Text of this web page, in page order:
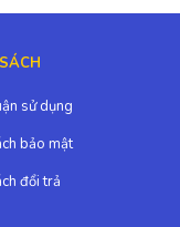
sử dụng
bảo mật
đổi trả